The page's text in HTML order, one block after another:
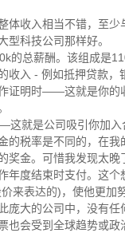
体收入相当不错，至少
型科技公司那样好。
的总薪酬。该组成是
收入 - 例如抵押贷款，
证明时——这就是你的
就是公司吸引你加入
的税率是不同的，在我
奖金。可惜我发现太晚
年度结束时支付。这个
来表达的)，使他更加
庞大的公司中，没有任
也会受到全球趋势或政